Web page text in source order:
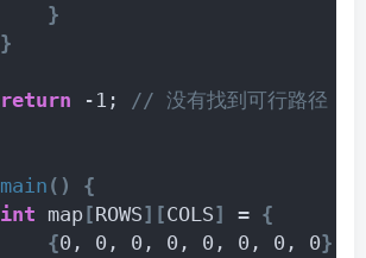
}
}
return -1;
// 没有找到可行路径
main ()
{
int map [ROWS][COLS] = {
{0, 0, 0, 0, 0, 0, 0, 0}